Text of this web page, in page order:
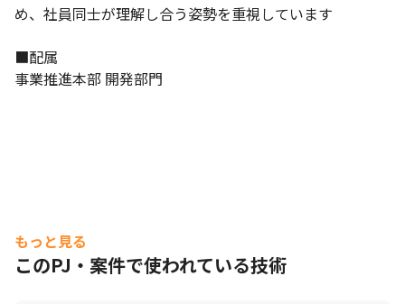
め、社員同士が理解し合う姿勢を重視しています
■配属
事業推進本部 開発部門
もっと見る
このPJ・案件で使われている技術